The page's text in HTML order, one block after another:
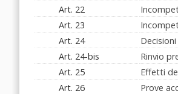
Art. 22
Art. 23
Art. 24
Art. 24-bis
Rinvio
Art. 25
Effetti
Art. 26
Prove